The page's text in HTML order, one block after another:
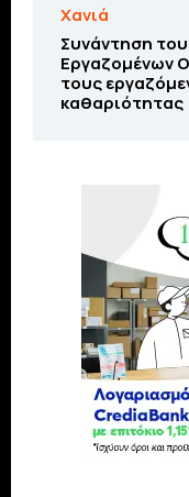
Χανιά
Συνάντηση
Εργαζομένων
τους
καθαριότητας